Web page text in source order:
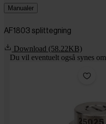
Manualer
AF1803 splittegning
Download (58.22KB)
Du vil eventuelt også synes om